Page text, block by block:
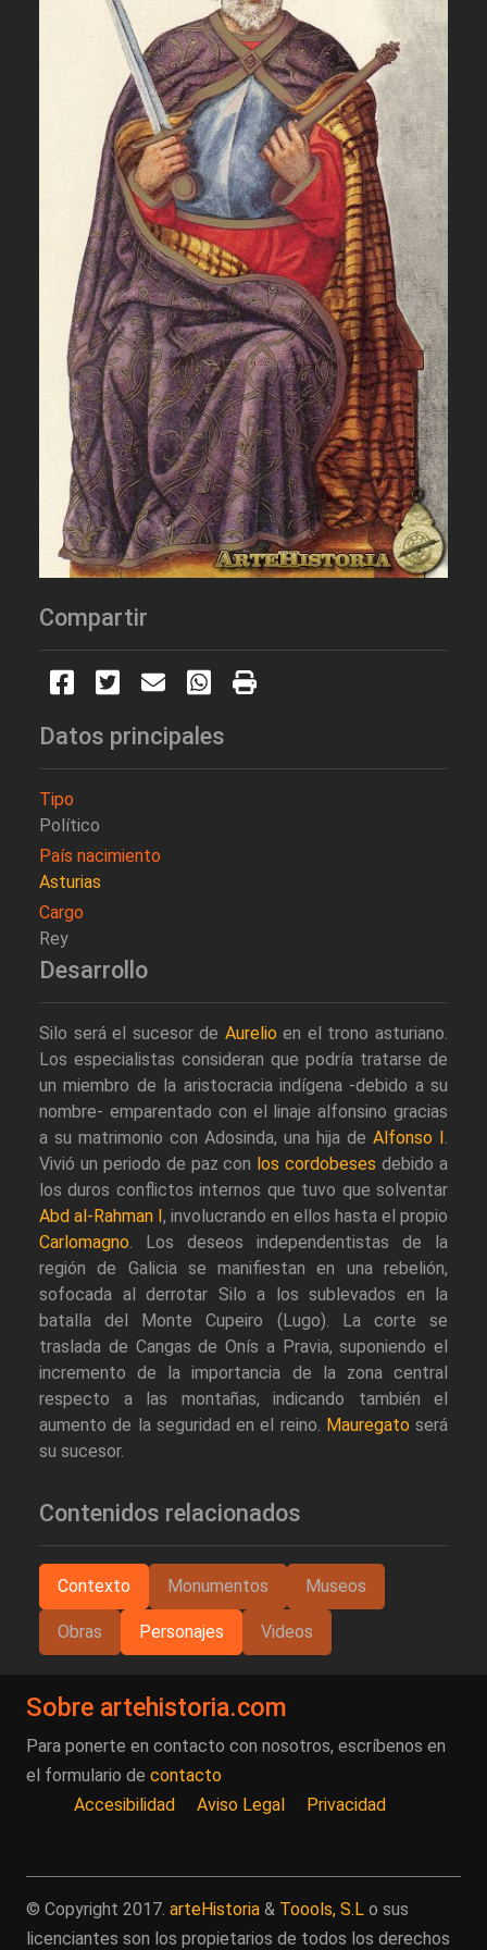
Compartir
Datos principales
Tipo
Político
País nacimiento
Asturias
Cargo
Rey
Desarrollo
Silo será el sucesor de Aurelio en el trono asturiano.
Los especialistas consideran que podría tratarse de
un miembro de la aristocracia indígena -debido a su
nombre- emparentado con el linaje alfonsino gracias
a su matrimonio con Adosinda, una hija de Alfonso I
Vivió un periodo de paz con los cordobeses debido a
los duros conflictos internos que tuvo que solventar
Abd al-Rahman I, involucrando en ellos hasta el propio
Carlomagno . Los deseos independentistas de la
región de Galicia se manifiestan en una rebelión,
sofocada al derrotar Silo a los sublevados en la
batalla del Monte Cupeiro (Lugo). La corte se
traslada de Cangas de Onís a Pravia, suponiendo el
incremento de la importancia de la zona central
respecto a las montañas, indicando también el
aumento de la seguridad en el reino. Mauregato será
su sucesor.
Contenidos relacionados
Contexto Monumentos Museos
Obras Personajes Videos
Sobre artehistoria.com
Para ponerte en contacto con nosotros, escríbenos en
el formulario de contacto
Accesibilidad
Aviso Legal Privacidad
© Copyright 2017. arteHistoria & Toools, S.L o sus
licenciantes son los propietarios de todos los derechos